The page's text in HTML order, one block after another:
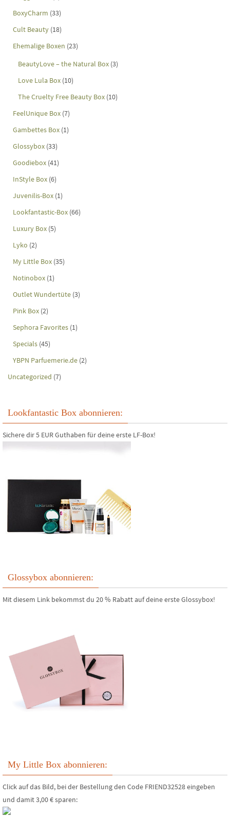
BoxyCharm (33)
Cult Beauty (18)
Ehemalige Boxen (23)
BeautyLove – the Natural Box (3)
Love Lula Box (10)
The Cruelty Free Beauty Box (10)
FeelUnique Box (7)
Gambettes Box (1)
Glossybox (33)
Goodiebox (41)
InStyle Box (6)
Juvenilis-Box (1)
Lookfantastic-Box (66)
Luxury Box (5)
Lyko (2)
My Little Box (35)
Notinobox (1)
Outlet Wundertüte (3)
Pink Box (2)
Sephora Favorites (1)
Specials (45)
YBPN Parfuemerie.de (2)
Uncategorized (7)
Lookfantastic Box abonnieren:
Sichere dir 5 EUR Guthaben für deine erste LF-Box!
Glossybox abonnieren:
Mit diesem Link bekommst du 20 % Rabatt auf deine erste Glossybox!
My Little Box abonnieren:
Click auf das Bild, bei der Bestellung den Code FRIEND32528 eingeben
und damit 3,00 € sparen: